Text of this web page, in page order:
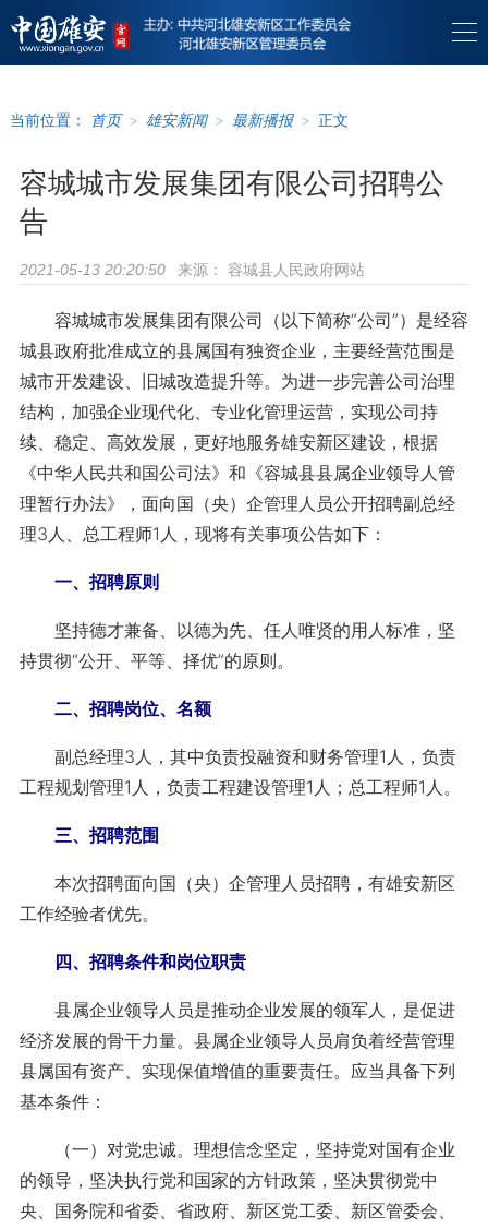
当前位置： 首页 > 雄安新闻 > 最新播报 > 正文
容城城市发展集团有限公司招聘公
告
2021-05-13 20:20:50 来源： 容城县人民政府网站
容城城市发展集团有限公司（以下简称“公司”）是经容
城县政府批准成立的县属国有独资企业，主要经营范围是
城市开发建设、旧城改造提升等。为进一步完善公司治理
结构，加强企业现代化、专业化管理运营，实现公司持
续、稳定、高效发展，更好地服务雄安新区建设，根据
《中华人民共和国公司法》和《容城县县属企业领导人管
理暂行办法》，面向国（央）企管理人员公开招聘副总经
理3人、总工程师1人，现将有关事项公告如下：
一、招聘原则
坚持德才兼备、以德为先、任人唯贤的用人标准，坚
持贯彻“公开、平等、择优”的原则。
二、招聘岗位、名额
副总经理3人，其中负责投融资和财务管理1人，负责
工程规划管理1人，负责工程建设管理1人；总工程师1人。
三、招聘范围
本次招聘面向国（央）企管理人员招聘，有雄安新区
工作经验者优先。
四、招聘条件和岗位职责
县属企业领导人员是推动企业发展的领军人，是促进
经济发展的骨干力量。县属企业领导人员肩负着经营管理
县属国有资产、实现保值增值的重要责任。应当具备下列
基本条件：
（一）对党忠诚。理想信念坚定，坚持党对国有企业
的领导，坚决执行党和国家的方针政策，坚决贯彻党中
央、国务院和省委、省政府、新区党工委、新区管委会、